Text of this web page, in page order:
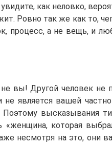
как неловко,
Ровно так же как то,
процесс, а не вещь, и
вы! Другой человек не
является вашей
высказывания
которая
несмотря на это, они